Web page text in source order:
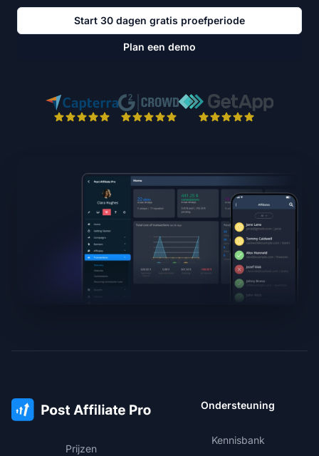
Start 30 dagen gratis proefperiode
Plan een demo
Prijzen
Ondersteuning
Kennisbank